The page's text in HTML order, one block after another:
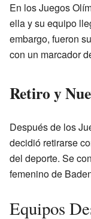
En los Juegos
ella y su equipo
embargo, fueron
con un marcador
Retiro y
Después de los
decidió retirarse
del deporte. Se
femenino de
Equipos